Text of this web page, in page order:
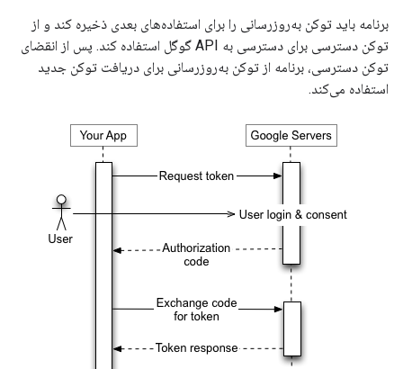
برنامه باید توکن به‌روزرسانی را برای استفاده‌های بعدی ذخیره کند و از
توکن دسترسی برای دسترسی به API گوگل استفاده کند. پس از انقضای
توکن دسترسی، برنامه از توکن به‌روزرسانی برای دریافت توکن جدید
استفاده می‌کند.